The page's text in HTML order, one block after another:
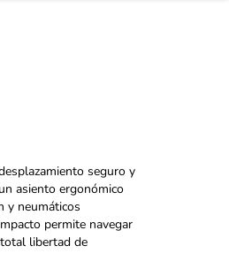
seguro y
asiento ergonómico
y neumáticos
permite navegar
libertad de